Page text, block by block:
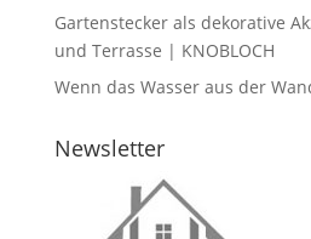
Gartenstecker als dekorative
und Terrasse | KNOBLOCH
Wenn das Wasser aus der
Newsletter